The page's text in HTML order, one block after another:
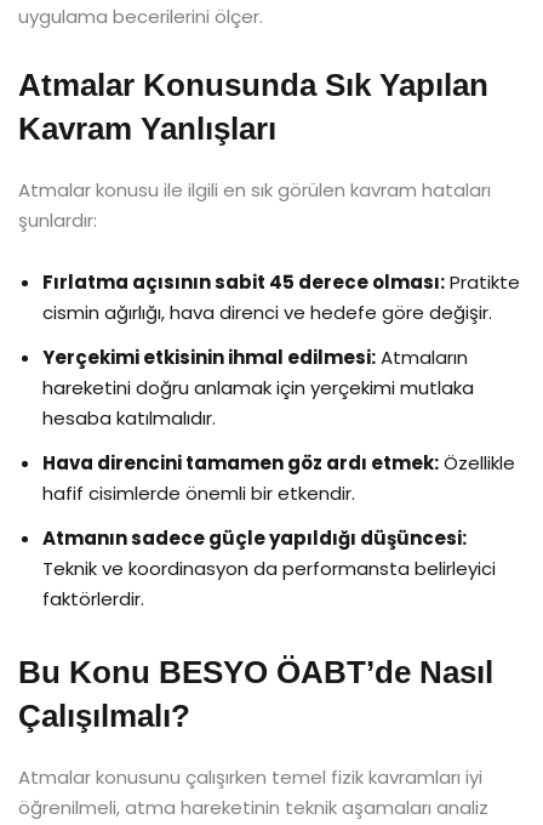
uygulama becerilerini ölçer.
Atmalar Konusunda Sık Yapılan
Kavram Yanlışları
Atmalar konusu ile ilgili en sık görülen kavram hataları
şunlardır:
Fırlatma açısının sabit 45 derece olması:Pratikte
cismin ağırlığı, hava direnci ve hedefe göre değişir.
Yerçekimi etkisinin ihmal edilmesi:Atmaların
hareketini doğru anlamak için yerçekimi mutlaka
hesaba katılmalıdır.
Hava direncini tamamen göz ardı etmek:Özellikle
hafif cisimlerde önemli bir etkendir.
Atmanın sadece güçle yapıldığı düşüncesi:
Teknik ve koordinasyon da performansta belirleyici
faktörlerdir.
Bu Konu BESYO ÖABT’de Nasıl
Çalışılmalı?
Atmalar konusunu çalışırken temel fizik kavramları iyi
öğrenilmeli, atma hareketinin teknik aşamaları analiz